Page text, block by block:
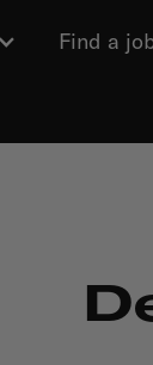
Find a